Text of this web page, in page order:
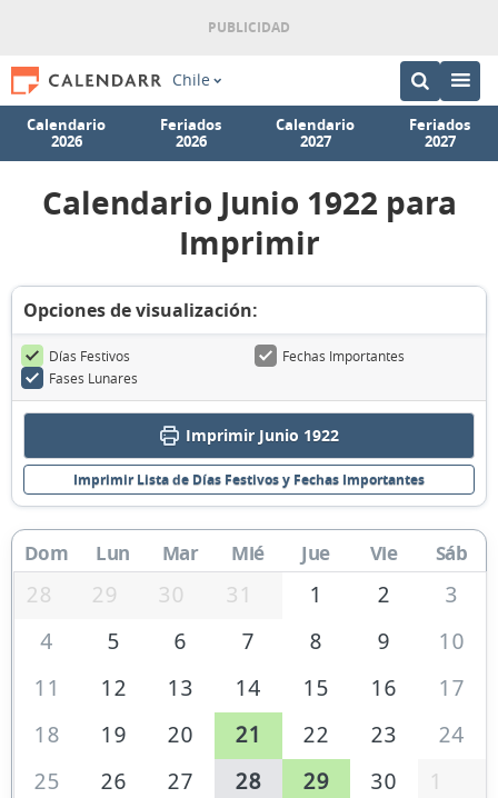
Chile
Calendario
2026
Feriados
2026
Calendario
2027
Feriados
2027
Calendario Junio 1922 para
Imprimir
Opciones de visualización:
Días Festivos
Fechas Importantes
Fases Lunares
Imprimir Junio 1922
Imprimir Lista de Días Festivos y Fechas Importantes
Dom Lun Mar Mié Jue Vie Sáb
28 29 30 31 1 2
3
4
5 6 7 8 9
10
11
12 13 14 15 16
17
18
19 20 21 22 23
24
25
26 27 28 29 30 1